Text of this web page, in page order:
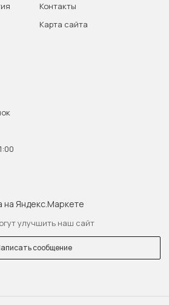
Контакты
Карта сайта
улучшить наш сайт
сообщение